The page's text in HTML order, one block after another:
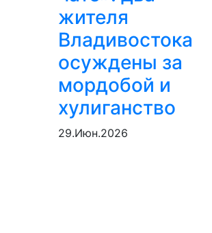
жителя
Владивостока
осуждены за
мордобой и
хулиганство
29.Июн.2026